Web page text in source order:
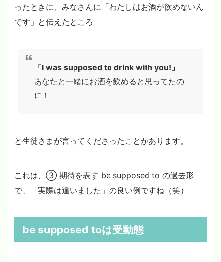
ったときに、みなさんに「わたしはお酒が飲めないん
です」と伝えたところ
「I was supposed to drink with you!」
あなたと一緒にお酒を飲めると思ってたの
に！
と生徒さまが言ってくださったことがあります。
これは、③ 期待を表す be supposed to の過去形
で、「実際は違いました」の良い例ですね（笑）
be supposed toは受動態